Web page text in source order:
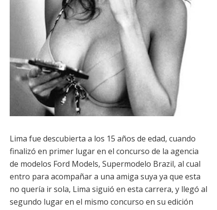
Lima fue descubierta a los 15 años de edad, cuando
finalizó en primer lugar en el concurso de la agencia
de modelos Ford Models, Supermodelo Brazil, al cual
entro para acompañar a una amiga suya ya que esta
no quería ir sola, Lima siguió en esta carrera, y llegó al
segundo lugar en el mismo concurso en su edición